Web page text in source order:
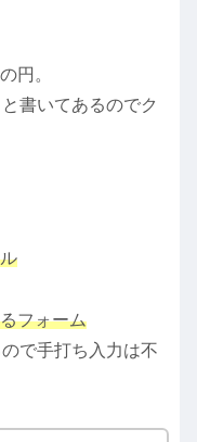
円。
と書いてあるのでク
フォーム
で手打ち入力は不